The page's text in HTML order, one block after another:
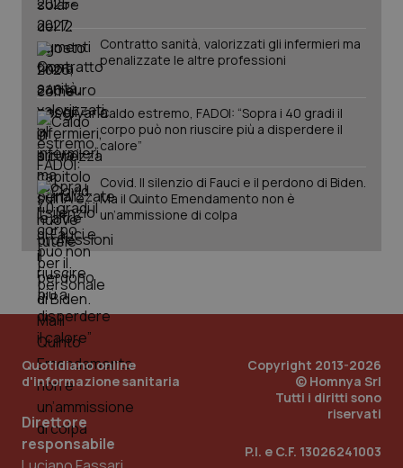
Contratto sanità, valorizzati gli infermieri ma
penalizzate le altre professioni
Caldo estremo, FADOI: “Sopra i 40 gradi il
corpo può non riuscire più a disperdere il
calore”
Covid. Il silenzio di Fauci e il perdono di Biden.
Ma il Quinto Emendamento non è
un’ammissione di colpa
Quotidiano online
d'informazione sanitaria
Direttore
responsabile
Copyright 2013-2026
© Homnya Srl
Tutti i diritti sono
riservati
P.I. e C.F. 13026241003
www.quotidianosanita.it
_ga_KM60CM4NPH
mese